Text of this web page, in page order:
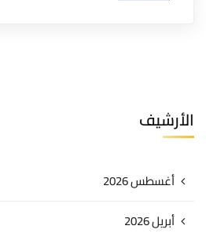
الأرشيف
أغسطس 2026
أبريل 2026